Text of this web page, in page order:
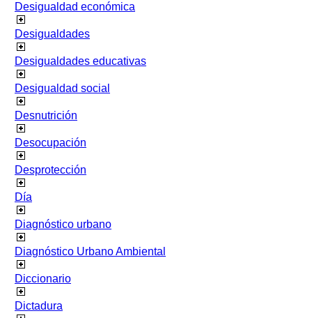
Desigualdad económica
Desigualdades
Desigualdades educativas
Desigualdad social
Desnutrición
Desocupación
Desprotección
Día
Diagnóstico urbano
Diagnóstico Urbano Ambiental
Diccionario
Dictadura